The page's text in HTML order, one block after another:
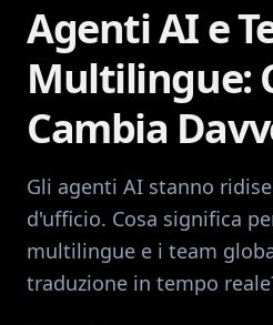
Agenti AI e
Multilingue:
Cambia
Gli agenti AI stanno
d'ufficio. Cosa significa
multilingue e i team
traduzione in tempo